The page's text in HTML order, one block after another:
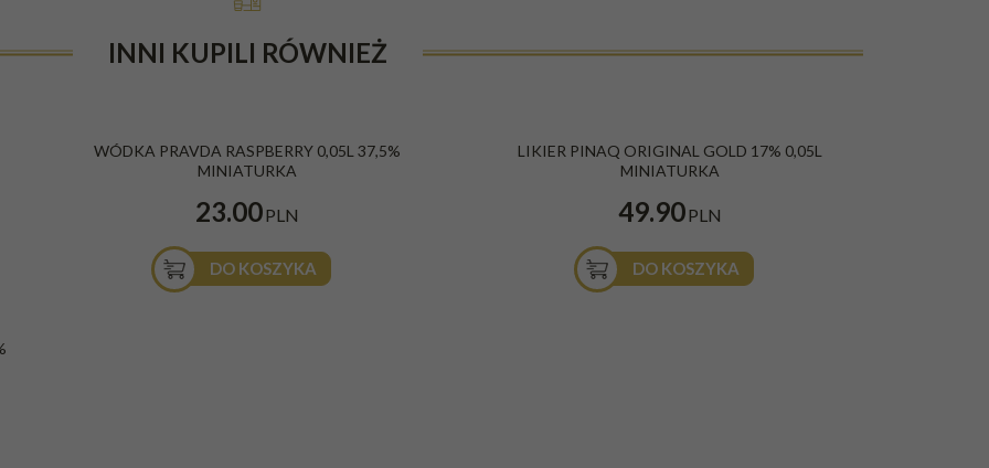
INNI KUPILI RÓWNIEŻ
WÓDKA PRAVDA RASPBERRY 0,05L 37,5%
MINIATURKA
23.00PLN
DO KOSZYKA
LIKIER PINAQ ORIGINAL GOLD 17% 0,05L
MINIATURKA
49.90PLN
DO KOSZYKA